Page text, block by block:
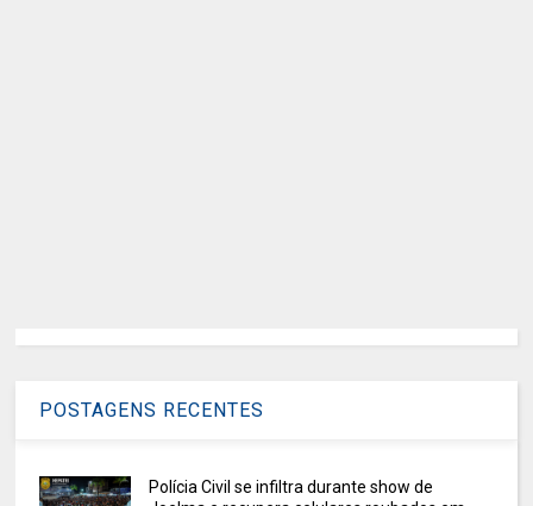
POSTAGENS RECENTES
Polícia Civil se infiltra durante show de